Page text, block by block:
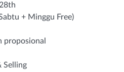
+ Minggu Free)
proposional
Selling